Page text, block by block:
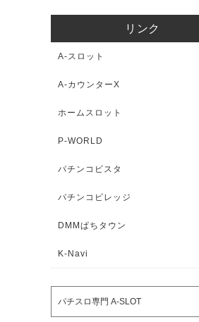
リンク
A-スロット
A-カウンターX
ホームスロット
P-WORLD
パチンコビスタ
パチンコビレッジ
DMMぱちタウン
K-Navi
パチスロ専門 A-SLOT